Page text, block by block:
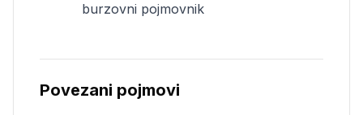
burzovni pojmovnik
Povezani pojmovi